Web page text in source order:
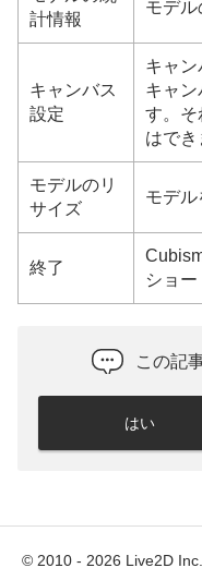
計情報
モデル
キャンバス
設定
キャン
キャ
す。そ
はでき
モデルのリ
サイズ
モデル
終了
ショ
この記
はい
© 2010 - 2026 Live2D Inc.